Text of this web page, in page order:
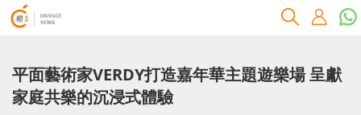
平面藝術家VERDY打造嘉年華主題遊樂場 呈獻
家庭共樂的沉浸式體驗